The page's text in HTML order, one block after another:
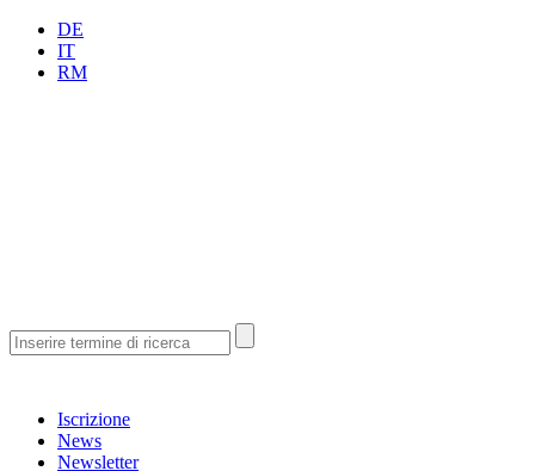
DE
IT
RM
Iscrizione
News
Newsletter